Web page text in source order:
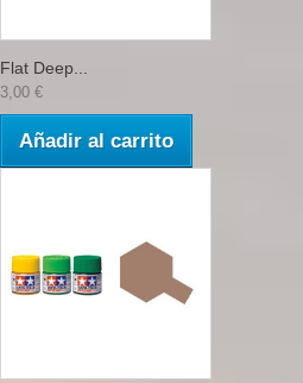
Flat Deep...
3,00 €
Añadir al carrito